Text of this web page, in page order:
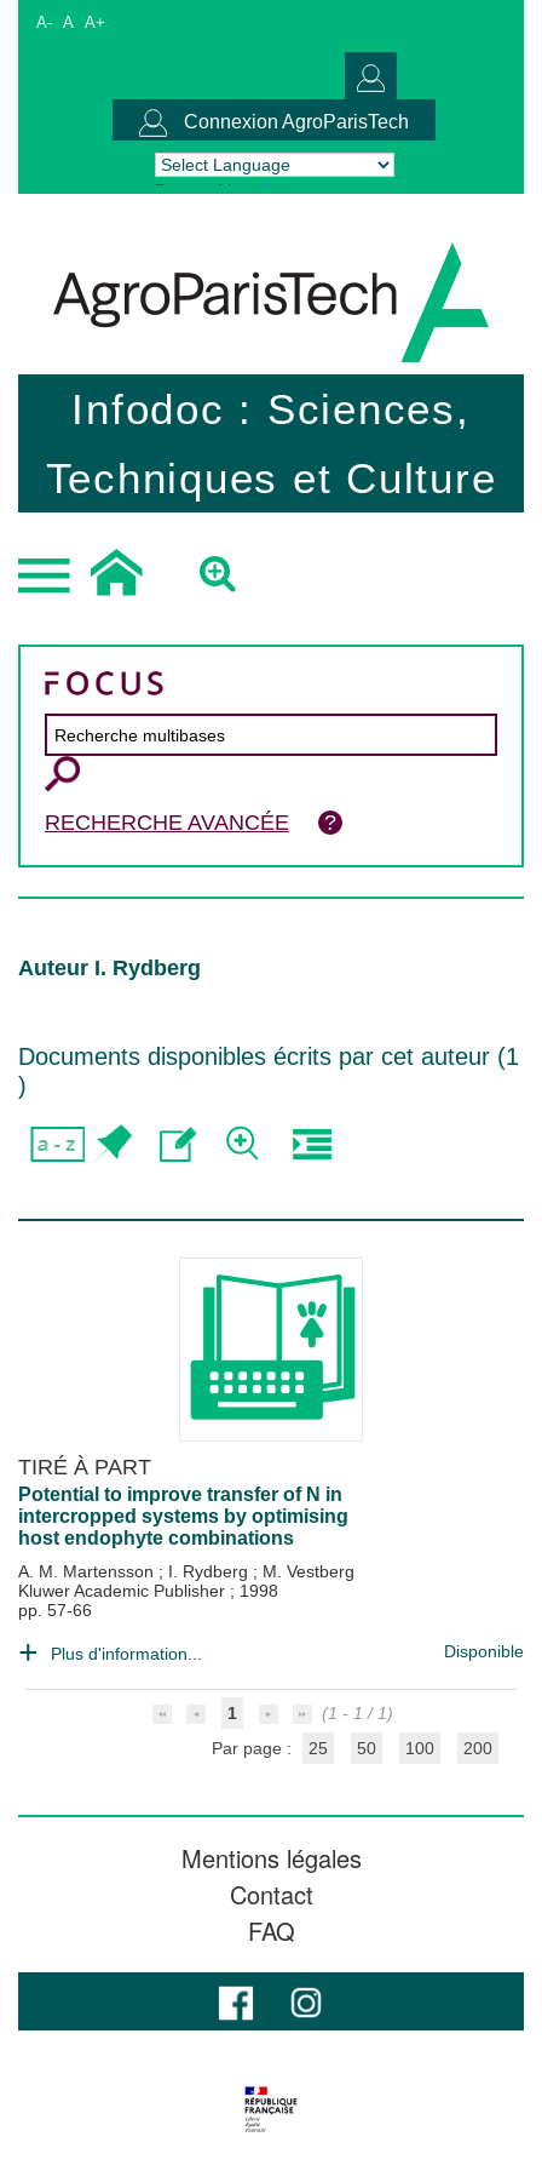
A- A A+
Connexion AgroParisTech
Powered by Translate
Infodoc : Sciences,
Techniques et Culture
RECHERCHE AVANCÉE
Auteur I. Rydberg
Documents disponibles écrits par cet auteur (1
)
TIRÉ À PART
Potential to improve transfer of N in
intercropped systems by optimising
host endophyte combinations
A. M. Martensson ; I. Rydberg ; M. Vestberg
Kluwer Academic Publisher ; 1998
pp. 57-66
Plus d'information... Disponible
1
(1 - 1 / 1)
Par page :
25 50 100 200
Mentions légales
Contact
FAQ